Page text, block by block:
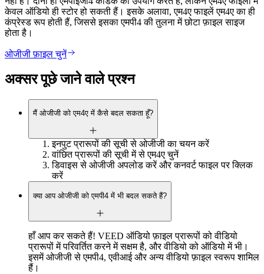
केवल ऑडियो ही स्टोर हो सकती हैं। इसके अलावा, एम4ए फाइलें एम4ए का ही
कंप्रेस्ड रूप होती हैं, जिससे इसका एमपी4 की तुलना में छोटा फ़ाइल साइज
होता है।
ओजीजी फ़ाइल चुनें
अक्सर पूछे जाने वाले प्रश्न
मैं ओजीजी को एम4ए में कैसे बदल सकता हूँ?
इनपुट प्रारूपों की सूची से ओजीजी का चयन करें
वांछित प्रारूपों की सूची में से एम4ए चुनें
डिवाइस से ओजीजी अपलोड करें और कनवर्ट फाइल पर क्लिक
करें
क्या आप ओजीजी को एमपी4 में भी बदल सकते हैं?
हाँ आप कर सकते हैं! VEED ऑडियो फ़ाइल प्रारूपों को वीडियो
प्रारूपों में परिवर्तित करने में सक्षम है, और वीडियो को ऑडियो में भी।
इसमें ओजीजी से एमपी4, एवीआई और अन्य वीडियो फ़ाइल स्वरूप शामिल
हैं।